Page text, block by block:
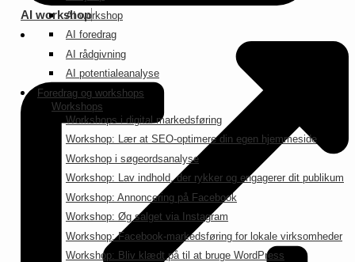
AI workshop
AI foredrag
AI rådgivning
AI potentialeanalyse
Foredrag og workshops
Workshops
Workshops i digital markedsføring
Workshop: Lær at SEO-optimere din egen hjemmeside
Workshop i søgeordsanalyse
Workshop: Lav indhold, der rykker og engagerer dit publikum
Workshop: Annoncering på Facebook
Workshop: Øg salget via Instagram
Workshop: Facebook-markedsføring for lokale virksomheder
Workshop: Bliv klædt på til at bruge WordPress
AI workshop